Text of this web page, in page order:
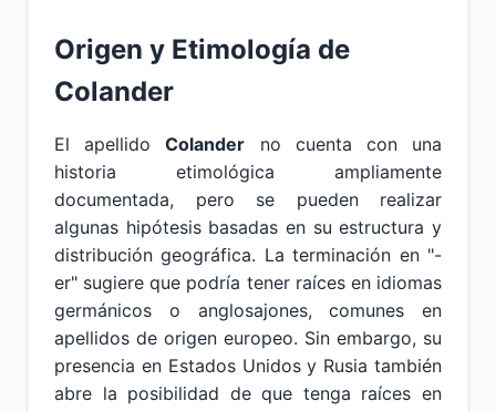
Origen y Etimología de
Colander
El apellidoColander no cuenta con una
historia etimológica ampliamente
documentada, pero se pueden realizar
algunas hipótesis basadas en su estructura y
distribución geográfica. La terminación en "-
er" sugiere que podría tener raíces en idiomas
germánicos o anglosajones, comunes en
apellidos de origen europeo. Sin embargo, su
presencia en Estados Unidos y Rusia también
abre la posibilidad de que tenga raíces en